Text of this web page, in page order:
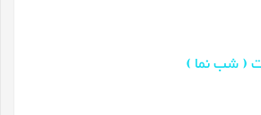
( شب نما )